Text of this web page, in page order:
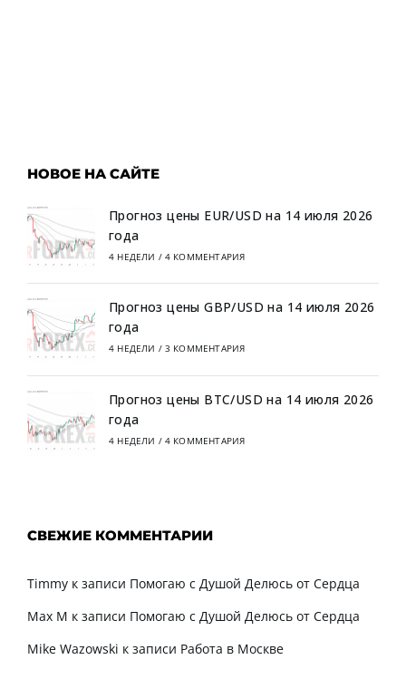
НОВОЕ НА САЙТЕ
Прогноз цены EUR/USD на 14 июля 2026
года
4 НЕДЕЛИ / 4 КОММЕНТАРИЯ
Прогноз цены GBP/USD на 14 июля 2026
года
4 НЕДЕЛИ / 3 КОММЕНТАРИЯ
Прогноз цены BTC/USD на 14 июля 2026
года
4 НЕДЕЛИ / 4 КОММЕНТАРИЯ
СВЕЖИЕ КОММЕНТАРИИ
Timmy к записи Помогаю с Душой Делюсь от Сердца
Max M к записи Помогаю с Душой Делюсь от Сердца
Mike Wazowski к записи Работа в Москве